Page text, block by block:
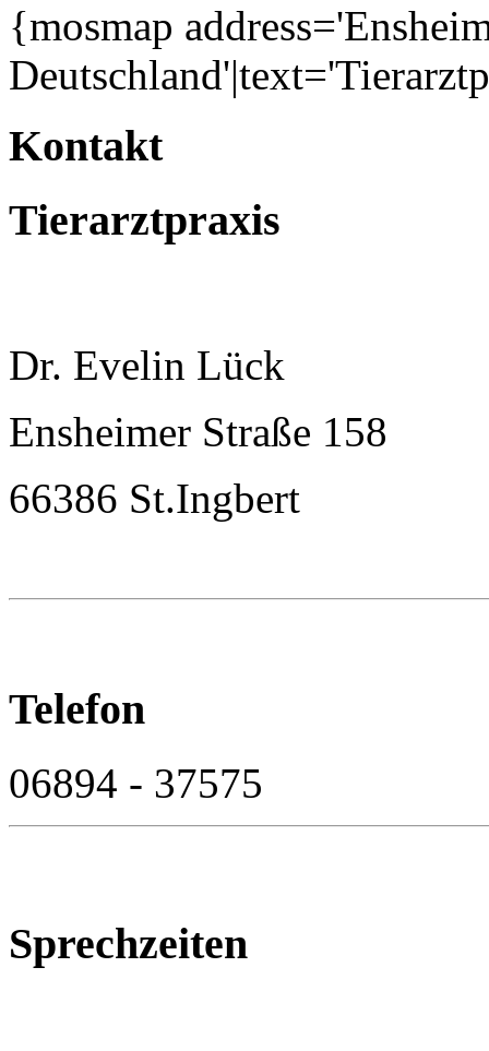
{mosmap
Kontakt
Tierarztpraxis
Dr. Evelin Lück
Ensheimer Straße 158
66386 St.Ingbert
Telefon
06894 - 37575
Sprechzeiten